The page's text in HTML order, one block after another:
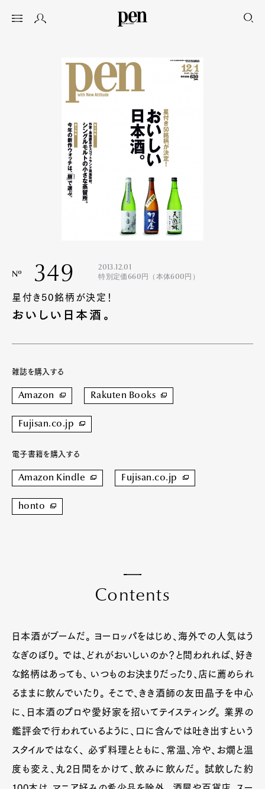
Nº 349
2013.12.01
特別定価660円（本体600円）
星付き50銘柄が決定！
おいしい日本酒。
雑誌を購入する
Amazon Rakuten Books
Fujisan.co.jp
電子書籍を購入する
Amazon Kindle Fujisan.co.jp
honto
Contents
日本酒がブームだ。 ヨーロッパをはじめ、海外での人気はう
なぎのぼり。 では、どれがおいしいのか？と問われれば、好き
な銘柄はあっても、 いつものお決まりだったり、店に薦められ
るままに飲んでいたり。 そこで、きき酒師の友田晶子を中心
に、日本酒のプロや愛好家を招いてテイスティング。 業界の
鑑評会で行われているように、口に含んでは吐き出すという
スタイルではなく、 必ず料理とともに、常温、冷や、お燗と温
度も変え、丸2日間をかけて、飲みに飲んだ。 試飲した約